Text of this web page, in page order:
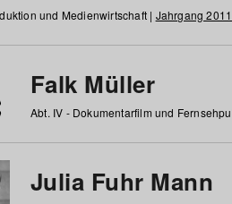
und Medienwirtschaft | Jahrgang 2011
Falk Müller
Abt. IV - Dokumentarfilm und
Julia Fuhr Mann